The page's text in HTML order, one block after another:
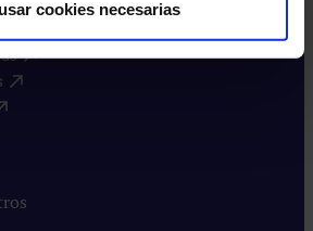
cookies necesarias